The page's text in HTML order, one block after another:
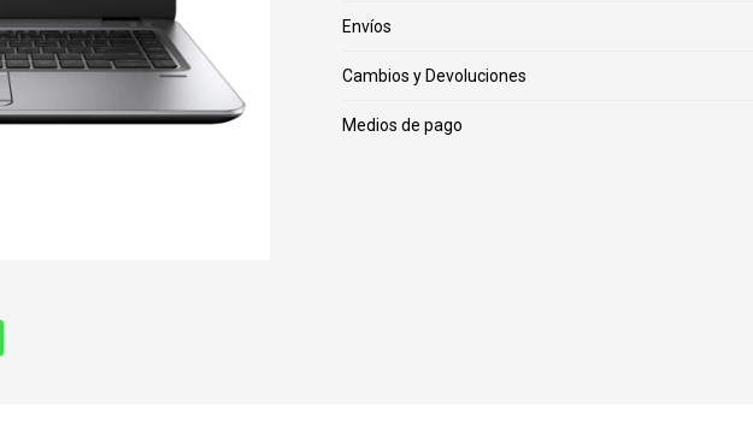
Envíos
Cambios y Devoluciones
Medios de pago